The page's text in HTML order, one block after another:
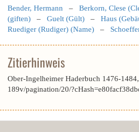
Bender, Hermann – Berkorn, Clese
(giften) – Guelt (Gült) – Haus
Ruediger (Rudiger) (Name) –
Zitierhinweis
Ober-Ingelheimer Haderbuch 1476-
189v/pagination/20/